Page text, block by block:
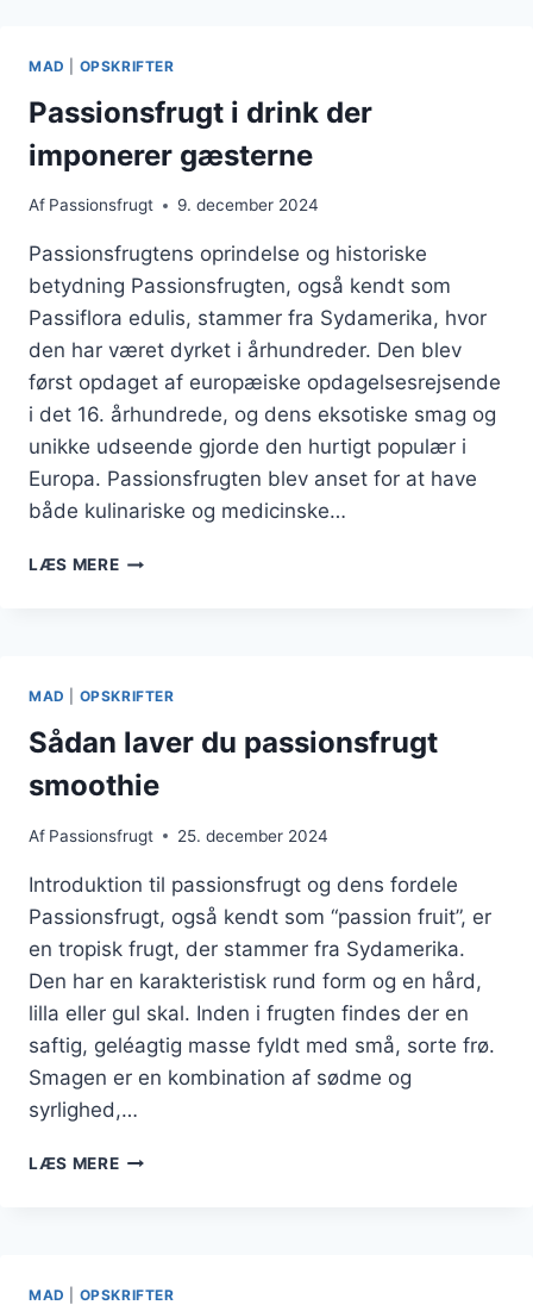
MAD OPSKRIFTER
Passionsfrugt i drink der
imponerer gæsterne
Af Passionsfrugt 9. december 2024
Passionsfrugtens oprindelse og historiske
betydning Passionsfrugten, også kendt som
Passiflora edulis, stammer fra Sydamerika, hvor
den har været dyrket i århundreder. Den blev
først opdaget af europæiske opdagelsesrejsende
i det 16. århundrede, og dens eksotiske smag og
unikke udseende gjorde den hurtigt populær i
Europa. Passionsfrugten blev anset for at have
både kulinariske og medicinske…
LÆS MEREPASSIONSFRUGT
MAD OPSKRIFTER
Sådan laver du passionsfrugt
smoothie
Af Passionsfrugt 25. december 2024
Introduktion til passionsfrugt og dens fordele
Passionsfrugt, også kendt som “passion fruit”, er
en tropisk frugt, der stammer fra Sydamerika.
Den har en karakteristisk rund form og en hård,
lilla eller gul skal. Inden i frugten findes der en
saftig, geléagtig masse fyldt med små, sorte frø.
Smagen er en kombination af sødme og
syrlighed,…
LÆS MERESÅDAN
MAD OPSKRIFTER